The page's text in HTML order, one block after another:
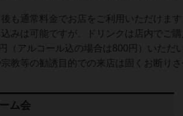
も通常料金でお店をご利用いただけま
みは可能ですが、ドリンクは店内でご
（アルコール込の場合は800円）いただ
教等の勧誘目的での来店は固くお断り
ム会